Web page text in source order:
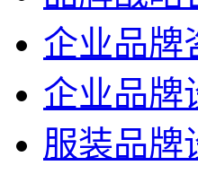
企业品牌
企业品牌
服装品牌